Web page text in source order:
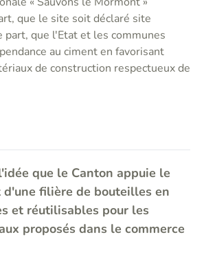
que le site soit déclaré site
part, que l'Etat et les communes
au ciment en favorisant
de construction respectueux de
que le Canton appuie le
filière de bouteilles en
et réutilisables pour les
proposés dans le commerce